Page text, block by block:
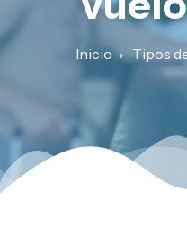
Inicio Tipos